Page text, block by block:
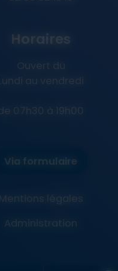
Horaires
Ouvert du
Lundi au vendredi
de 07h30 à 19h00
Via formulaire
Mentions légales
Administration